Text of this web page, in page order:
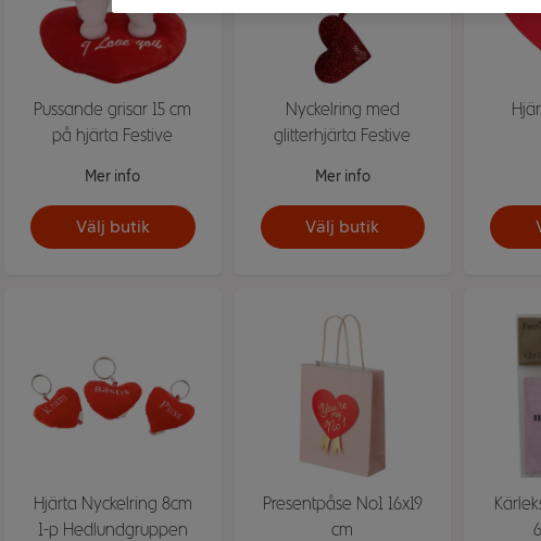
Pussande grisar 15 cm
på hjärta Festive
Mer info
Välj butik
Nyckelring med
glitterhjärta Festive
Mer info
Välj butik
Hjärta Nyckelring 8cm
1-p Hedlundgruppen
Presentpåse No1 16x19
cm